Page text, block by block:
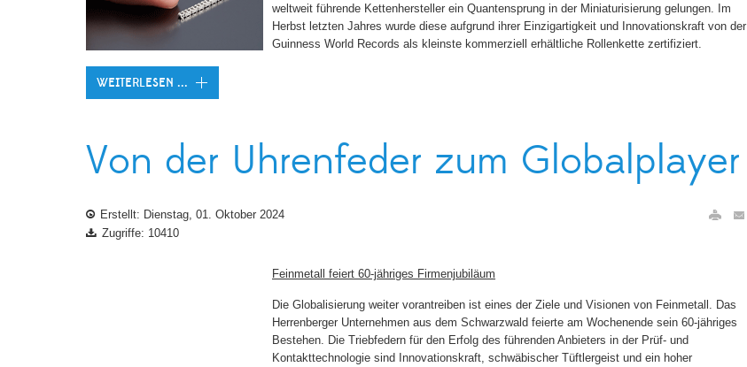
weltweit führende Kettenhersteller ein Quantensprung in der Miniaturisierung gelungen. Im
Herbst letzten Jahres wurde diese aufgrund ihrer Einzigartigkeit und Innovationskraft von der
Guinness World Records als kleinste kommerziell erhältliche Rollenkette zertifiziert.
WEITERLESEN ...
Von der Uhrenfeder zum Globalplayer
Erstellt: Dienstag, 01. Oktober 2024
Zugriffe: 10410
Feinmetall feiert 60-jähriges Firmenjubiläum
Die Globalisierung weiter vorantreiben ist eines der Ziele und Visionen von Feinmetall. Das
Herrenberger Unternehmen aus dem Schwarzwald feierte am Wochenende sein 60-jähriges
Bestehen. Die Triebfedern für den Erfolg des führenden Anbieters in der Prüf- und
Kontakttechnologie sind Innovationskraft, schwäbischer Tüftlergeist und ein hoher